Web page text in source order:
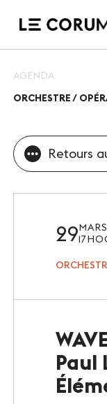
ESPACE PRO
Nos espaces
Vos
Nos services
Nos offres
Le Club
Notre
Un site
AGENDA
ORCHESTRE /
Retours
29MARS
Paul